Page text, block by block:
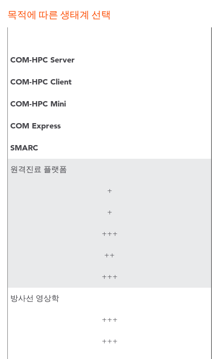
목적에 따른 생태계 선택
COM-HPC Server
COM-HPC Client
COM-HPC Mini
COM Express
SMARC
원격진료 플랫폼
+
+
+++
++
+++
방사선 영상학
+++
+++